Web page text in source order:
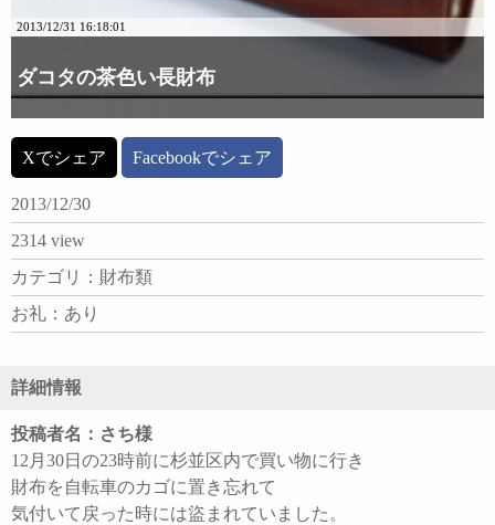
2013/12/31 16:18:01
ダコタの茶色い長財布
Xでシェア Facebookでシェア
2013/12/30
2314 view
カテゴリ：財布類
お礼：あり
詳細情報
投稿者名：さち様
12月30日の23時前に杉並区内で買い物に行き
財布を自転車のカゴに置き忘れて
気付いて戻った時には盜まれていました。